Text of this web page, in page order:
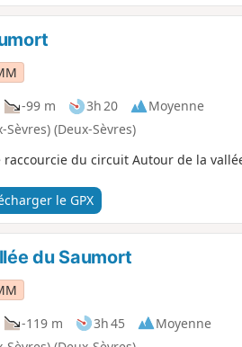
-99 m 3h 20
Moyenne
(Deux-Sèvres)
du circuit Autour de la
le GPX
du Saumort
-119 m 3h 45
Moyenne